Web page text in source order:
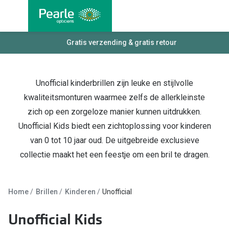
Herenbrillen
Kinderbrillen
Soorten brillen
Blauw-violet licht bril
Lenzen
Gratis verzending & gratis retour
Unofficial kinderbrillen zijn leuke en stijlvolle
kwaliteitsmonturen waarmee zelfs de allerkleinste
zich op een zorgeloze manier kunnen uitdrukken.
Unofficial Kids biedt een zichtoplossing voor kinderen
van 0 tot 10 jaar oud. De uitgebreide exclusieve
collectie maakt het een feestje om een bril te dragen.
Home Brillen Kinderen Unofficial
Unofficial Kids